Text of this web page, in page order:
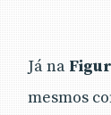
Já na
mesmos